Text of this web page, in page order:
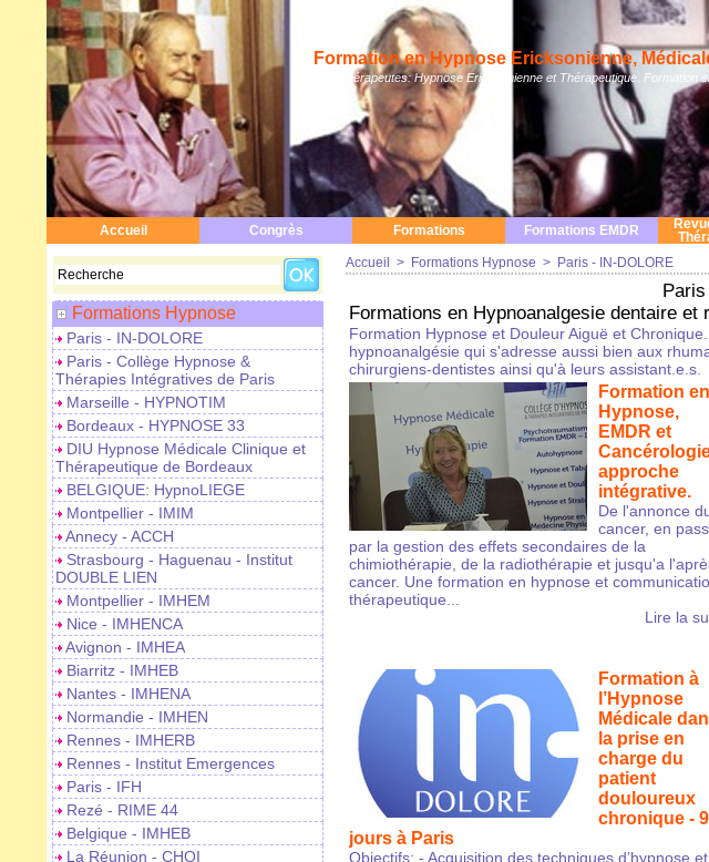
Formation en Hypnose Ericksonienne,
Hypnothérapeutes: Hypnose Ericksonienne et Thérapeutique.
Accueil Congrès Formations Formations EMDR
Formations Hypnose
Paris - IN-DOLORE
Paris - Collège Hypnose &
Thérapies Intégratives de Paris
Marseille - HYPNOTIM
Bordeaux - HYPNOSE 33
DIU Hypnose Médicale Clinique et
Thérapeutique de Bordeaux
BELGIQUE: HypnoLIEGE
Montpellier - IMIM
Annecy - ACCH
Strasbourg - Haguenau - Institut
DOUBLE LIEN
Montpellier - IMHEM
Nice - IMHENCA
Avignon - IMHEA
Biarritz - IMHEB
Nantes - IMHENA
Normandie - IMHEN
Rennes - IMHERB
Rennes - Institut Emergences
Paris - IFH
Rezé - RIME 44
Belgique - IMHEB
La Réunion - CHOI
Accueil > Formations Hypnose > Paris - IN-DOLORE
Formations en Hypnoanalgesie dentaire
Formation Hypnose et Douleur Aiguë et
hypnoanalgésie qui s'adresse aussi bien aux
chirurgiens-dentistes ainsi qu'à leurs assistant.e.s.
Formation en
Hypnose,
EMDR et
approche
intégrative.
De l'annonce
cancer, en
par la gestion des effets secondaires de la
chimiothérapie, de la radiothérapie et jusqu'a
cancer. Une formation en hypnose et
thérapeutique...
Lire la
Formation à
l’Hypnose
Médicale
la prise en
charge du
patient
douloureux
chronique - 9
jours à Paris
Objectifs: - Acquisition des techniques d’hypnose